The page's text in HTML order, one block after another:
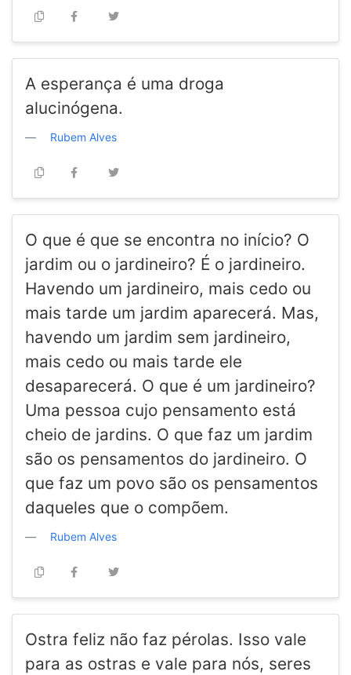
A esperança é uma droga
alucinógena.
Rubem Alves
O que é que se encontra no início? O
jardim ou o jardineiro? É o jardineiro.
Havendo um jardineiro, mais cedo ou
mais tarde um jardim aparecerá. Mas,
havendo um jardim sem jardineiro,
mais cedo ou mais tarde ele
desaparecerá. O que é um jardineiro?
Uma pessoa cujo pensamento está
cheio de jardins. O que faz um jardim
são os pensamentos do jardineiro. O
que faz um povo são os pensamentos
daqueles que o compõem.
Rubem Alves
Ostra feliz não faz pérolas. Isso vale
para as ostras e vale para nós, seres